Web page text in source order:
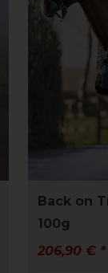
Back on
100g
206,90 € *